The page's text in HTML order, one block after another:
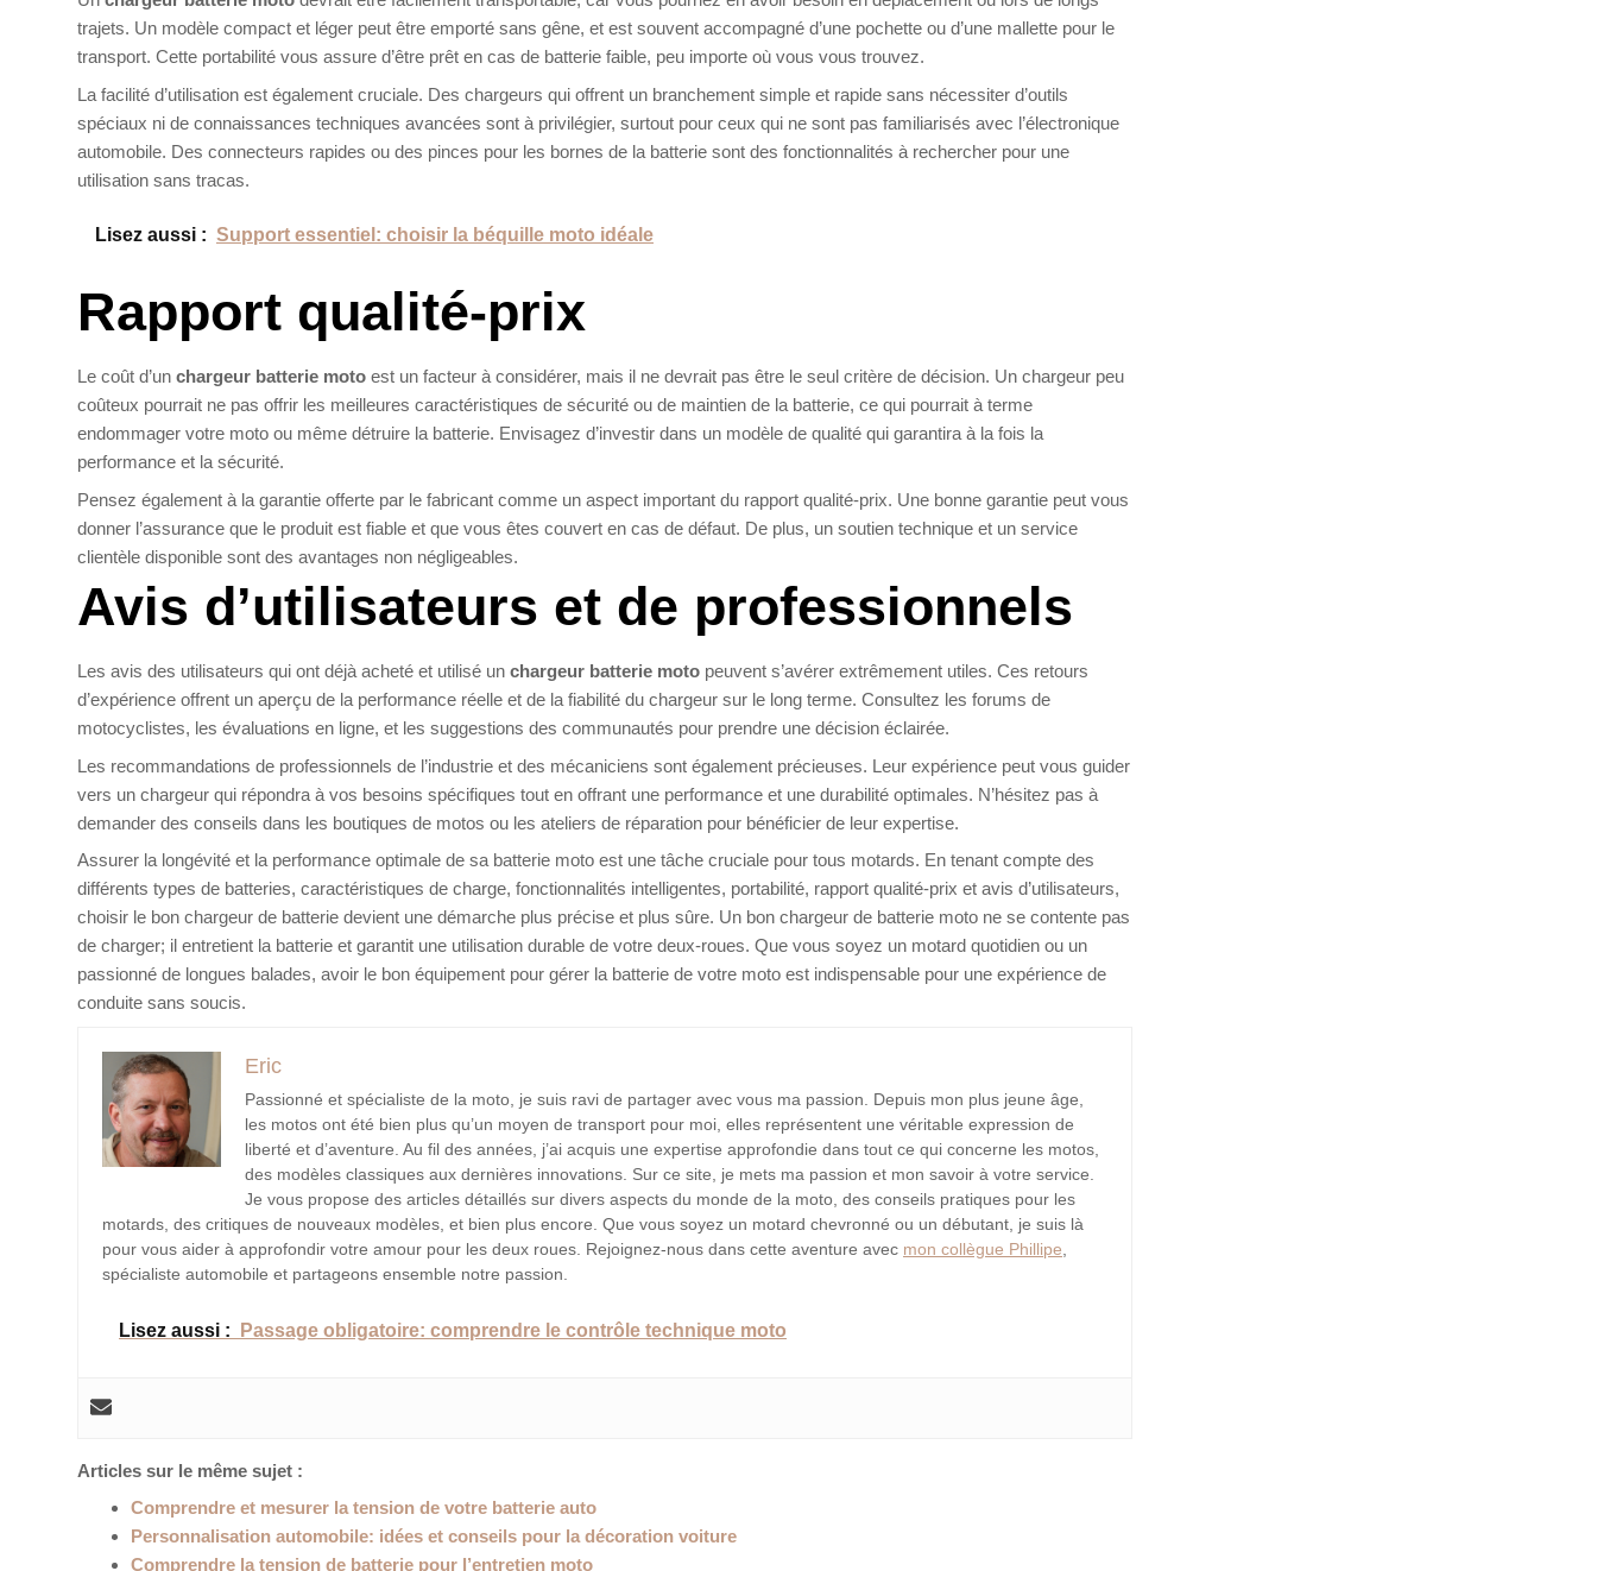
trajets. Un modèle compact et léger peut être emporté sans gêne, et est souvent accompagné d’une pochette ou d’une mallette pour le
transport. Cette portabilité vous assure d’être prêt en cas de batterie faible, peu importe où vous vous trouvez.
La facilité d’utilisation est également cruciale. Des chargeurs qui offrent un branchement simple et rapide sans nécessiter d’outils
spéciaux ni de connaissances techniques avancées sont à privilégier, surtout pour ceux qui ne sont pas familiarisés avec l’électronique
automobile. Des connecteurs rapides ou des pinces pour les bornes de la batterie sont des fonctionnalités à rechercher pour une
utilisation sans tracas.
Lisez aussi : Support essentiel: choisir la béquille moto idéale
Rapport qualité-prix
Le coût d’un chargeur batterie moto est un facteur à considérer, mais il ne devrait pas être le seul critère de décision. Un chargeur peu
coûteux pourrait ne pas offrir les meilleures caractéristiques de sécurité ou de maintien de la batterie, ce qui pourrait à terme
endommager votre moto ou même détruire la batterie. Envisagez d’investir dans un modèle de qualité qui garantira à la fois la
performance et la sécurité.
Pensez également à la garantie offerte par le fabricant comme un aspect important du rapport qualité-prix. Une bonne garantie peut vous
donner l’assurance que le produit est fiable et que vous êtes couvert en cas de défaut. De plus, un soutien technique et un service
clientèle disponible sont des avantages non négligeables.
Avis d’utilisateurs et de professionnels
Les avis des utilisateurs qui ont déjà acheté et utilisé un chargeur batterie moto peuvent s’avérer extrêmement utiles. Ces retours
d’expérience offrent un aperçu de la performance réelle et de la fiabilité du chargeur sur le long terme. Consultez les forums de
motocyclistes, les évaluations en ligne, et les suggestions des communautés pour prendre une décision éclairée.
Les recommandations de professionnels de l’industrie et des mécaniciens sont également précieuses. Leur expérience peut vous guider
vers un chargeur qui répondra à vos besoins spécifiques tout en offrant une performance et une durabilité optimales. N’hésitez pas à
demander des conseils dans les boutiques de motos ou les ateliers de réparation pour bénéficier de leur expertise.
Assurer la longévité et la performance optimale de sa batterie moto est une tâche cruciale pour tous motards. En tenant compte des
différents types de batteries, caractéristiques de charge, fonctionnalités intelligentes, portabilité, rapport qualité-prix et avis d’utilisateurs,
choisir le bon chargeur de batterie devient une démarche plus précise et plus sûre. Un bon chargeur de batterie moto ne se contente pas
de charger; il entretient la batterie et garantit une utilisation durable de votre deux-roues. Que vous soyez un motard quotidien ou un
passionné de longues balades, avoir le bon équipement pour gérer la batterie de votre moto est indispensable pour une expérience de
conduite sans soucis.
Eric
Passionné et spécialiste de la moto, je suis ravi de partager avec vous ma passion. Depuis mon plus jeune âge,
les motos ont été bien plus qu’un moyen de transport pour moi, elles représentent une véritable expression de
liberté et d’aventure. Au fil des années, j’ai acquis une expertise approfondie dans tout ce qui concerne les motos,
des modèles classiques aux dernières innovations. Sur ce site, je mets ma passion et mon savoir à votre service.
Je vous propose des articles détaillés sur divers aspects du monde de la moto, des conseils pratiques pour les
motards, des critiques de nouveaux modèles, et bien plus encore. Que vous soyez un motard chevronné ou un débutant, je suis là
pour vous aider à approfondir votre amour pour les deux roues. Rejoignez-nous dans cette aventure avec mon collègue Phillipe
spécialiste automobile et partageons ensemble notre passion.
Lisez aussi : Passage obligatoire: comprendre le contrôle technique moto
Articles sur le même sujet :
Comprendre et mesurer la tension de votre batterie auto
Personnalisation automobile: idées et conseils pour la décoration voiture
Comprendre la tension de batterie pour l’entretien moto